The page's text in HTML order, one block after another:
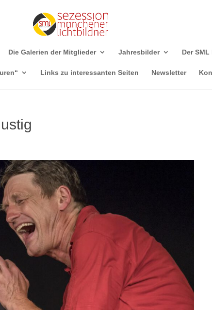
Die Galerien der Mitglieder Jahresbilder Der
Links zu interessanten Seiten Newsletter